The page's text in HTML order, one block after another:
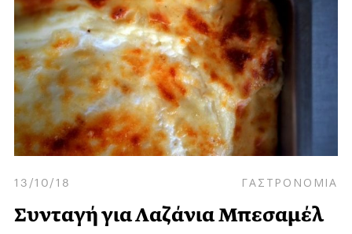
13/10/18 ΓΑΣΤΡΟΝΟΜΙΑ
Συνταγή για Λαζάνια Μπεσαμέλ